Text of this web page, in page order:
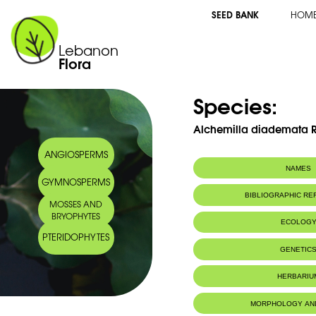
Lebanon
Flora
SEED BANK
ANGIOSPERMS
GYMNOSPERMS
MOSSES AND
BRYOPHYTES
PTERIDOPHYTES
Species:
Alchemilla diademata
NAMES
Common name: Alchémille en
Arabic name: كمالية مكللة
BIBLIOGRAPHIC
ECOLOGY
Lebanon
Habitat : Grès humides
MenacÃ©e
MORPHOLOGY